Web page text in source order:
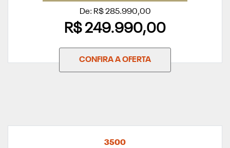
De: R$ 285.990,00
R$ 249.990,00
CONFIRA A OFERTA
3500